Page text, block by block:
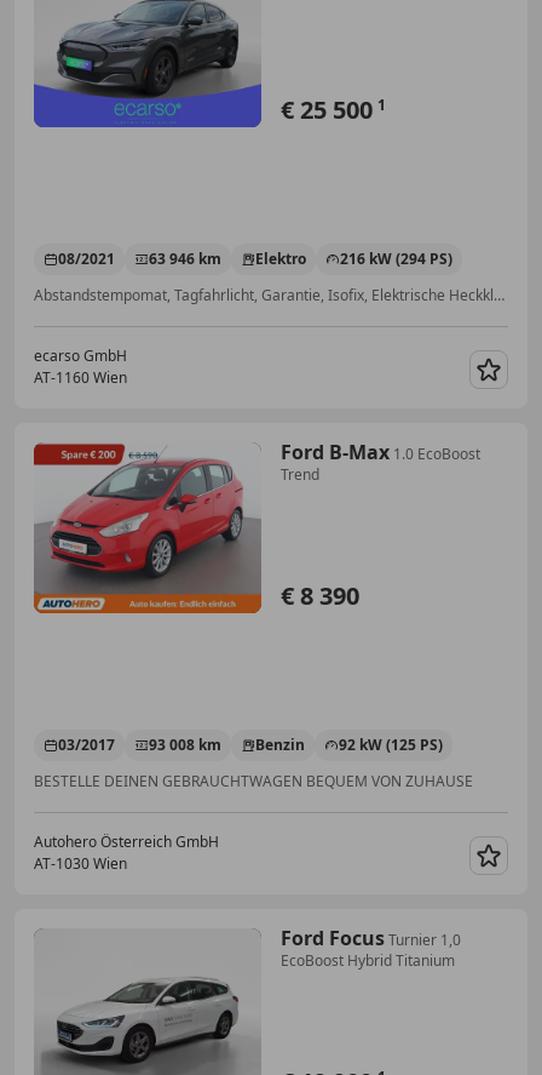
€ 25 500 1
08/2021 63 946 km Elektro
216 kW (294 PS)
Abstandstempomat, Tagfahrlicht, Garantie, Isofix, Elektrische Heckklappe, Beheizbares Lenkrad, LED-Scheinwerfer, Sitzheizung
ecarso GmbH
AT-1160 Wien
Ford B-Max 1.0 EcoBoost
Trend
€ 8 390
03/2017 93 008 km Benzin
92 kW (125 PS)
BESTELLE DEINEN GEBRAUCHTWAGEN BEQUEM VON ZUHAUSE
Autohero Österreich GmbH
AT-1030 Wien
Ford FocusTurnier 1,0
EcoBoost Hybrid Titanium